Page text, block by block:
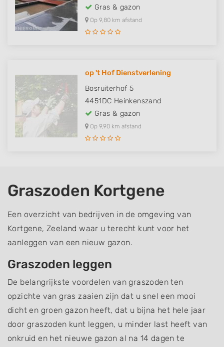
Gras & gazon
Op 9,80 km afstand
op 't Hof Dienstverlening
Bosruiterhof 5
4451DC Heinkenszand
Gras & gazon
Op 9,90 km afstand
Graszoden Kortgene
Een overzicht van bedrijven in de omgeving van
Kortgene, Zeeland waar u terecht kunt voor het
aanleggen van een nieuw gazon.
Graszoden leggen
De belangrijkste voordelen van graszoden ten
opzichte van gras zaaien zijn dat u snel een mooi
dicht en groen gazon heeft, dat u bijna het hele jaar
door graszoden kunt leggen, u minder last heeft van
onkruid en het nieuwe gazon al na 14 dagen te